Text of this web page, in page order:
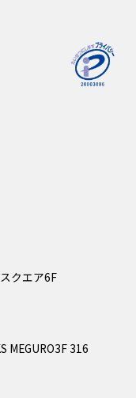
クエア6F
MEGURO3F 316